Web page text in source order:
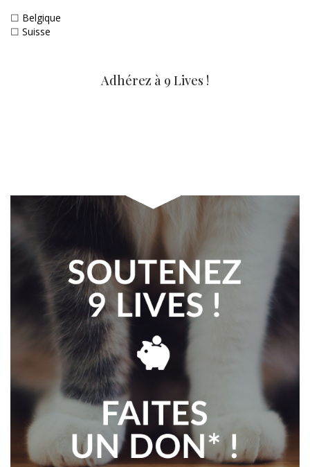
☐ Belgique
☐ Suisse
Adhérez à 9 Lives !